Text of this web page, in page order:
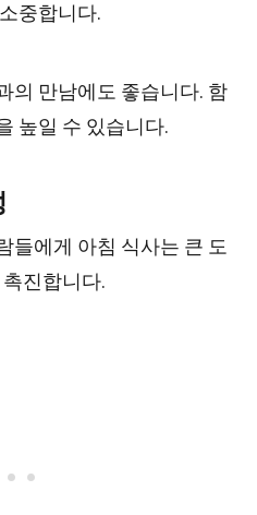
중합니다.
의 만남에도 좋습니다. 함
높일 수 있습니다.
들에게 아침 식사는 큰 도
진합니다.